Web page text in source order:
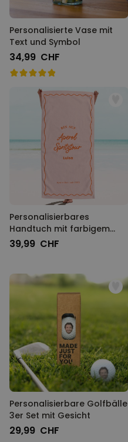
Personalisierte Vase mit
Text und Symbol
34,99 CHF
Personalisierbares
Handtuch mit farbigem
Hintergrund und Text
39,99 CHF
Personalisierbare Golfbälle
3er Set mit Gesicht
29,99 CHF